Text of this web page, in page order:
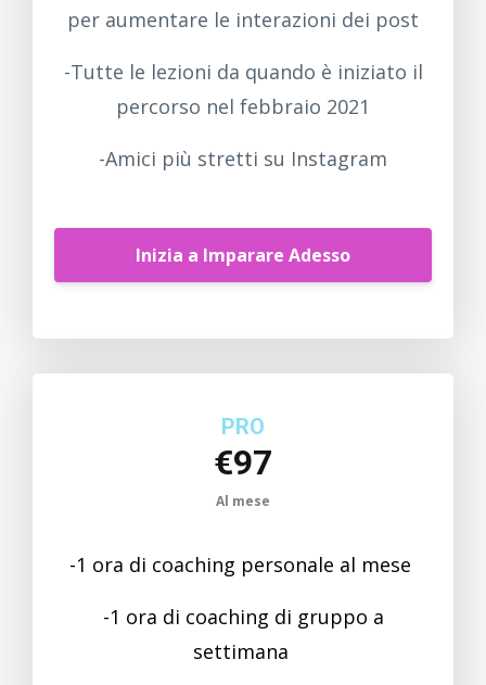
per aumentare le interazioni dei post
-Tutte le lezioni da quando è iniziato il
percorso nel febbraio 2021
-Amici più stretti su Instagram
Inizia a Imparare Adesso
PRO
€97
Al mese
-1 ora di coaching personale al mese
-1 ora di coaching di gruppo a
settimana